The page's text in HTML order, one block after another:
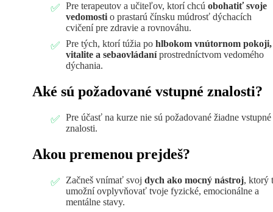
Pre terapeutov a učiteľov, ktorí chcú obohatiť svoje
vedomosti o prastarú čínsku múdrosť dýchacích
cvičení pre zdravie a rovnováhu.
Pre tých, ktorí túžia po hlbokom vnútornom pokoji,
vitalite a sebaovládaníprostredníctvom vedomého
dýchania.
Aké sú požadované vstupné znalosti?
Pre účasť na kurze nie sú požadované žiadne vstupné
znalosti.
Akou premenou prejdeš?
Začneš vnímať svoj dych ako mocný nástroj, ktorý
umožní ovplyvňovať tvoje fyzické, emocionálne a
mentálne stavy.